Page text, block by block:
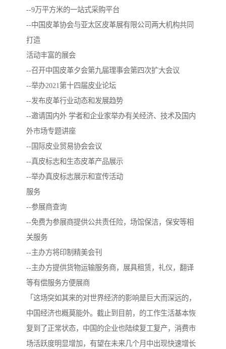
--9万平方米的一站式采购平台
--中国皮革协会与亚太区皮革展有限公司两大机构共同
打造
活动丰富的展会
--召开中国皮革夕会第九届理事会第四次扩大会议
--举办2021第十四届皮业论坛
--发布皮革行业动态和发展趋势
--邀请国内外 学者和企业家举办有关经济、技术及国内
外市场专题讲座
--国际皮业贸易协会会议
--真皮标志和生态皮革产品展示
--举办真皮标志展示和宣传活动
服务
--参展商查询
--免费为参展商提供公共责任险，场馆保洁，保安等相
关服务
--主办方将印制精美会刊
--主办方提供货物运输服务商，展具租赁，礼仪，翻译
等有偿服务方便展商
「这场突如其来的对世界经济的影响是巨大而深远的，
中国经济也概莫能外。截止到目前，的工作生活基本恢
复到了正常状态，中国的企业也陆续复工复产，消费市
场活跃度明显增加，有望在未来几个月中出现快速增长